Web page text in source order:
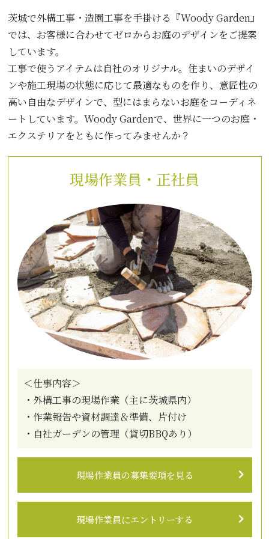
茨城で外構工事・造園工事を手掛ける『Woody Garden』
では、お客様に合わせてゼロからお庭のデザインをご提案
しています。
工事で使うアイテムは自社のオリジナル。住まいのデザイ
ンや施工現場の状態に応じて最適なものを作り、意匠性の
高い自由なデザインで、型にはまらないお庭をコーディネ
ートしています。Woody Gardenで、世界に一つのお庭・
エクステリアをともに作ってみませんか？
現場作業員・正社員
＜仕事内容＞
・外構工事の現場作業（主に茨城県内）
・作業報告や資材調達＆準備、片付け
・自社ガーデンの管理（貸切BBQあり）
現場作業員の募集要項を見る
現場作業員にエントリーする